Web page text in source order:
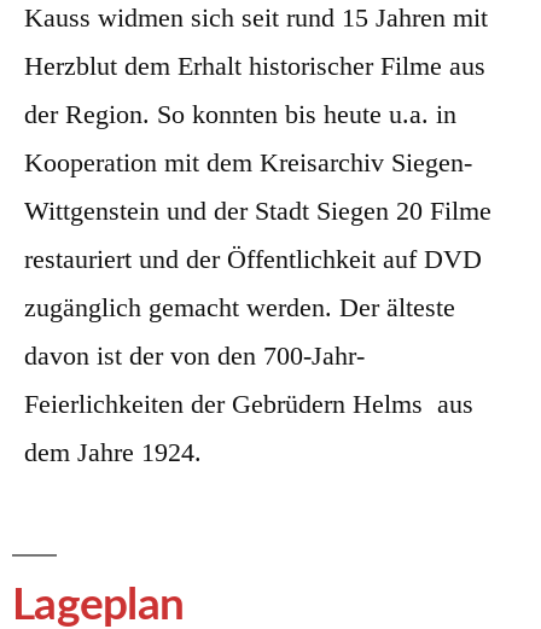
Kauss widmen sich seit rund 15 Jahren mit
Herzblut dem Erhalt historischer Filme aus
der Region. So konnten bis heute u.a. in
Kooperation mit dem Kreisarchiv Siegen-
Wittgenstein und der Stadt Siegen 20 Filme
restauriert und der Öffentlichkeit auf DVD
zugänglich gemacht werden. Der älteste
davon ist der von den 700-Jahr-
Feierlichkeiten der Gebrüdern Helms aus
dem Jahre 1924.
Lageplan